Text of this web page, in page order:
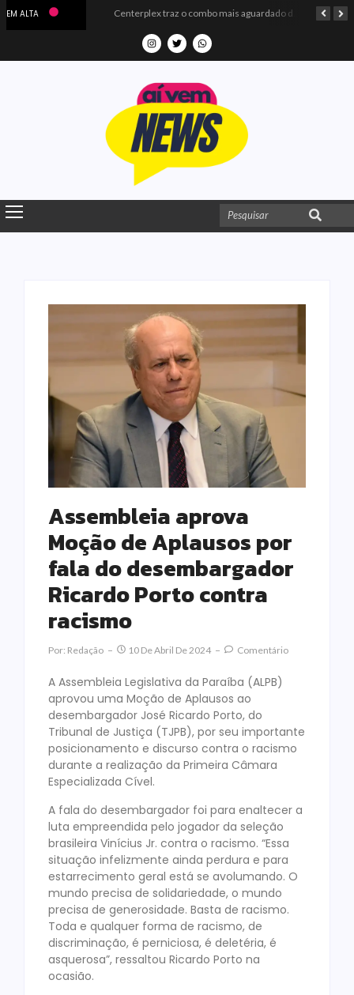
EM ALTA
Assembleia aprova
Moção de Aplausos por
fala do desembargador
Ricardo Porto contra
racismo
Por: Redação 10 De Abril De 2024 Comentário
A Assembleia Legislativa da Paraíba (ALPB)
aprovou uma Moção de Aplausos ao
desembargador José Ricardo Porto, do
Tribunal de Justiça (TJPB), por seu importante
posicionamento e discurso contra o racismo
durante a realização da Primeira Câmara
Especializada Cível.
A fala do desembargador foi para enaltecer a
luta empreendida pelo jogador da seleção
brasileira Vinícius Jr. contra o racismo. “Essa
situação infelizmente ainda perdura e para
estarrecimento geral está se avolumando. O
mundo precisa de solidariedade, o mundo
precisa de generosidade. Basta de racismo.
Toda e qualquer forma de racismo, de
discriminação, é perniciosa, é deletéria, é
asquerosa”, ressaltou Ricardo Porto na
ocasião.